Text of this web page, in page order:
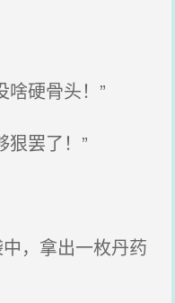
硬骨头！”
罢了！”
，拿出一枚丹药